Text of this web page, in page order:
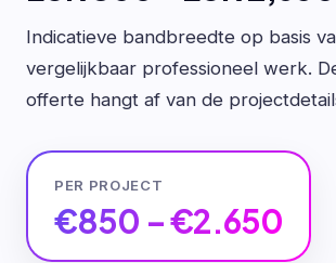
Indicatieve bandbreedte op basis
vergelijkbaar professioneel werk.
offerte hangt af van de
PER PROJECT
€850 – €2.650